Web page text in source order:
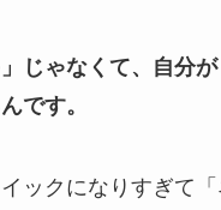
」じゃなくて、自分
です。
ックになりすぎて